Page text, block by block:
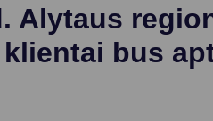
teisinė pagalba
Teisės aktų pažeidimai
Seniūnijos
Alytaus
bus